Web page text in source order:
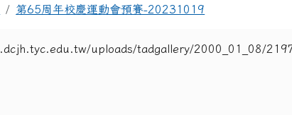
第65周年校慶運動會預賽-20231019